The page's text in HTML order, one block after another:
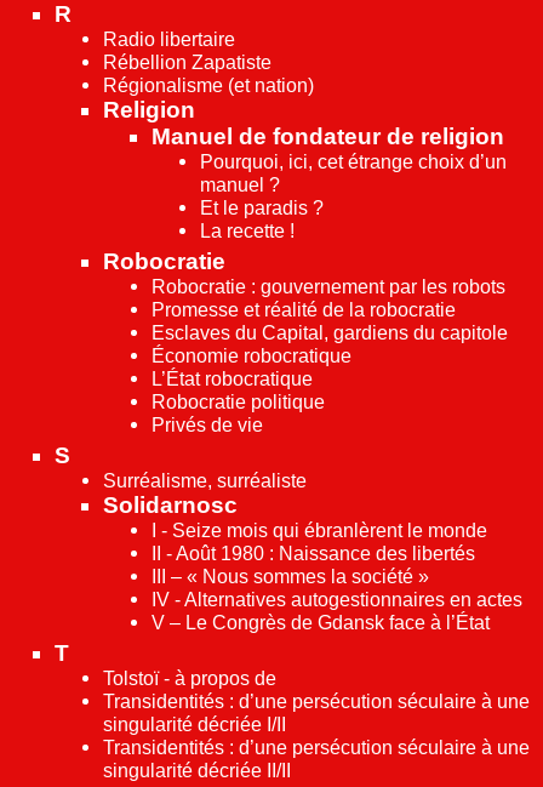
R
Radio libertaire
Rébellion Zapatiste
Régionalisme (et nation)
Religion
Manuel de fondateur de religion
Pourquoi, ici, cet étrange choix d’un
manuel ?
Et le paradis ?
La recette !
Robocratie
Robocratie : gouvernement par les robots
Promesse et réalité de la robocratie
Esclaves du Capital, gardiens du capitole
Économie robocratique
L’État robocratique
Robocratie politique
Privés de vie
S
Surréalisme, surréaliste
Solidarnosc
I - Seize mois qui ébranlèrent le monde
II - Août 1980 : Naissance des libertés
III – « Nous sommes la société »
IV - Alternatives autogestionnaires en actes
V – Le Congrès de Gdansk face à l’État
T
Tolstoï - à propos de
Transidentités : d’une persécution séculaire à une
singularité décriée I/II
Transidentités : d’une persécution séculaire à une
singularité décriée II/II